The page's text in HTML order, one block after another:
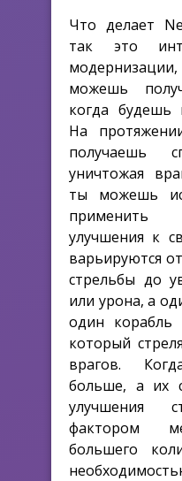
Что делает
так это
можешь
когда будешь
На
получаешь
уничтожая
ты можешь
улучшения к
варьируются
стрельбы до
или урона, а
один корабль
который
врагов.
больше, а их
улучшения
фактором
большего